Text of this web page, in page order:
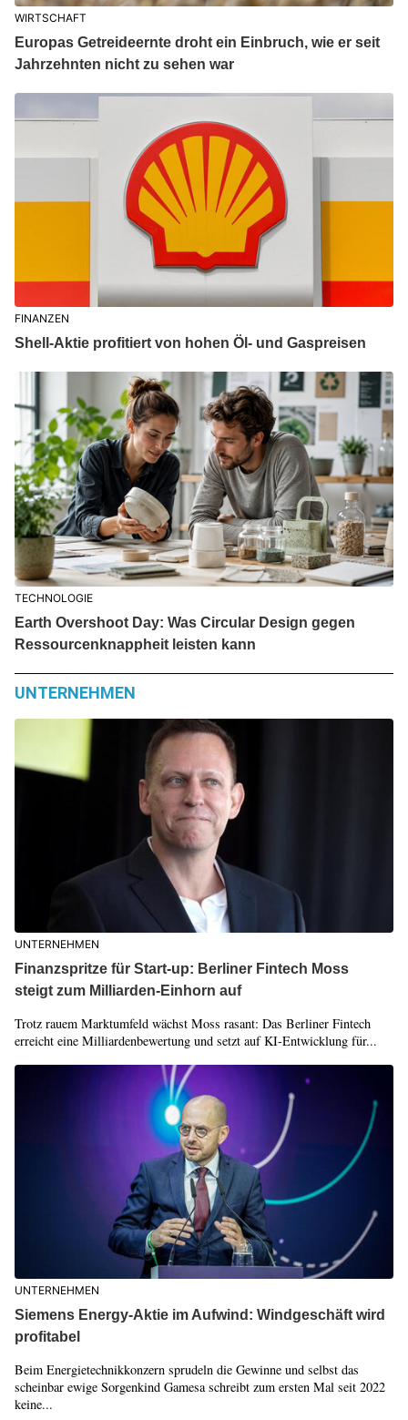
WIRTSCHAFT
Europas Getreideernte droht ein Einbruch, wie er seit
Jahrzehnten nicht zu sehen war
FINANZEN
Shell-Aktie profitiert von hohen Öl- und Gaspreisen
TECHNOLOGIE
Earth Overshoot Day: Was Circular Design gegen
Ressourcenknappheit leisten kann
UNTERNEHMEN
UNTERNEHMEN
Finanzspritze für Start-up: Berliner Fintech Moss
steigt zum Milliarden-Einhorn auf
Trotz rauem Marktumfeld wächst Moss rasant: Das Berliner Fintech
erreicht eine Milliardenbewertung und setzt auf KI-Entwicklung für...
UNTERNEHMEN
Siemens Energy-Aktie im Aufwind: Windgeschäft wird
profitabel
Beim Energietechnikkonzern sprudeln die Gewinne und selbst das
scheinbar ewige Sorgenkind Gamesa schreibt zum ersten Mal seit 2022
keine...